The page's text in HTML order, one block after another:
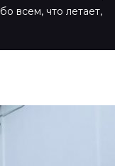
всем, что летает,